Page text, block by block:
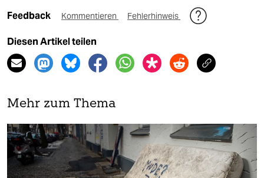
Feedback Kommentieren Fehlerhinweis
Diesen Artikel teilen
Mehr zum Thema